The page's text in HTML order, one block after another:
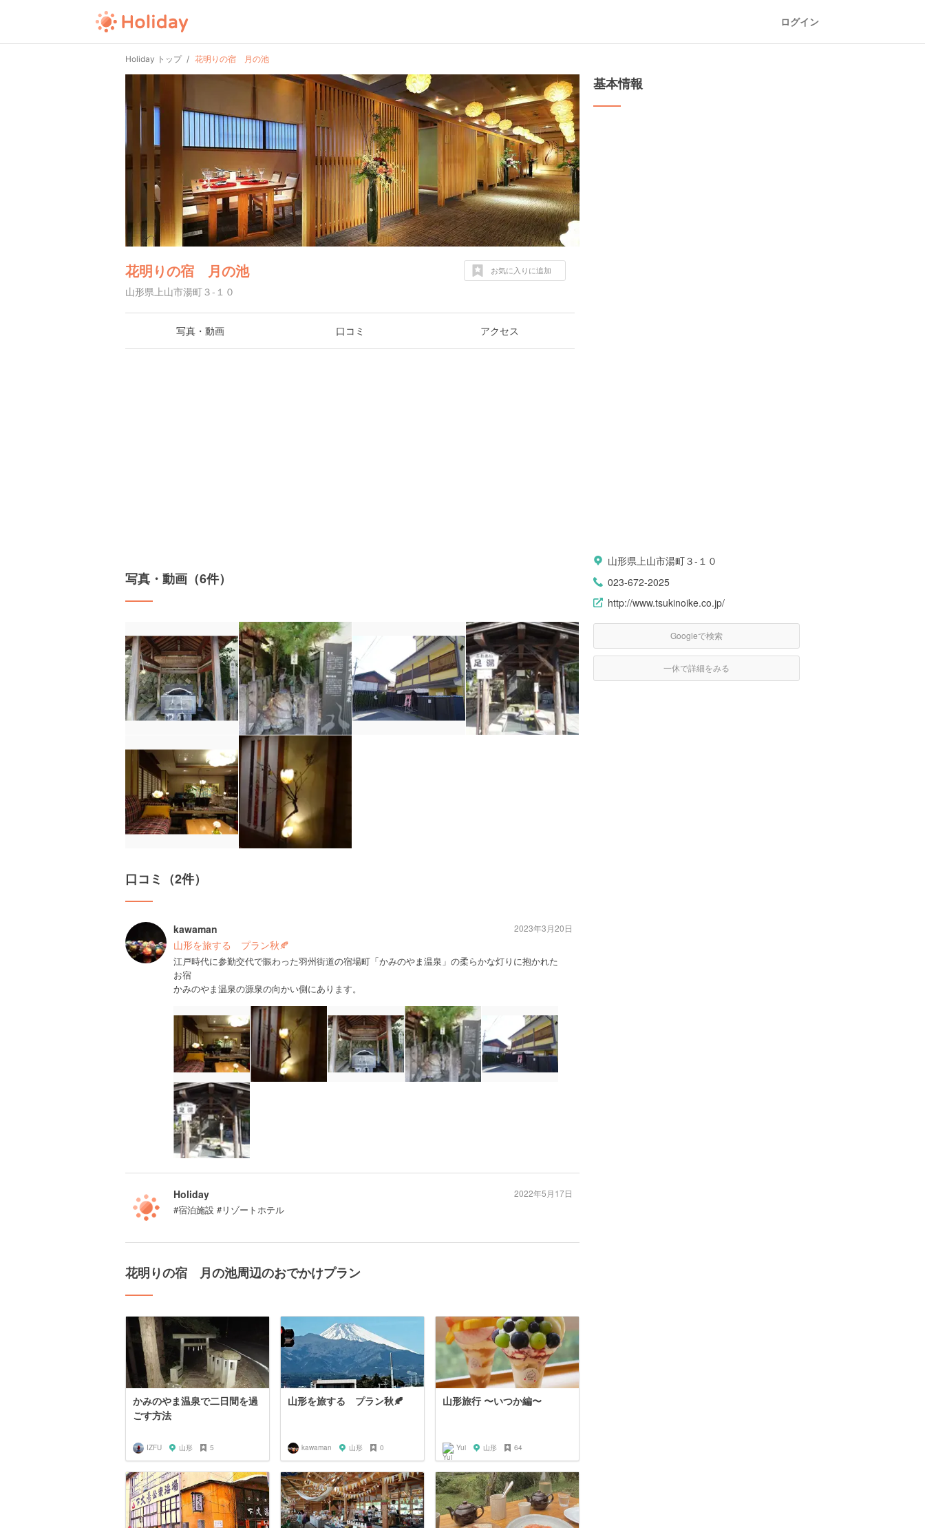
ログイン
Holiday トップ 花明りの宿 月の池
花明りの宿 月の池
山形県上山市湯町３-１０
お気に入りに追加
写真・動画 口コミ アクセス
写真・動画（6件）
口コミ（2件）
kawaman
山形を旅する プラン秋🍂
江戸時代に参勤交代で賑わった羽州街道の宿場町「かみのやま温泉」の柔らかな灯りに抱かれた
お宿
かみのやま温泉の源泉の向かい側にあります。
2023年3月20日
Holiday
#宿泊施設 #リゾートホテル
2022年5月17日
花明りの宿 月の池周辺のおでかけプラン
かみのやま温泉で二日間を過
ごす方法
IZFU 山形 5
山形を旅する プラン秋🍂
kawaman 山形 0
山形旅行 〜いつか編〜
Yui 山形 64
基本情報
山形県上山市湯町３-１０
023-672-2025
http://www.tsukinoike.co.jp/
Googleで検索
一休で詳細をみる